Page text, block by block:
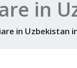
in
in Uzbekistan